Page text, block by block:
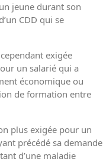
jeune durant son
CDD qui se
cependant exigée
un salarié qui a
économique ou
de formation entre
plus exigée pour un
précédé sa demande
d’une maladie